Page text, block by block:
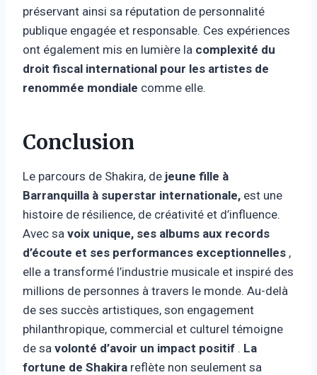
préservant ainsi sa réputation de personnalité
publique engagée et responsable. Ces expériences
ont également mis en lumière la complexité du
droit fiscal international pour les artistes de
renommée mondiale comme elle.
Conclusion
Le parcours de Shakira, de jeune fille à
Barranquilla à superstar internationale, est une
histoire de résilience, de créativité et d’influence.
Avec sa voix unique, ses albums aux records
d’écoute et ses performances exceptionnelles ,
elle a transformé l’industrie musicale et inspiré des
millions de personnes à travers le monde. Au-delà
de ses succès artistiques, son engagement
philanthropique, commercial et culturel témoigne
de sa volonté d’avoir un impact positif . La
fortune de Shakira reflète non seulement sa